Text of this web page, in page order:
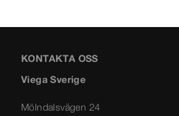
KONTAKTA OSS
Viega Sverige
Mölndalsvägen 24